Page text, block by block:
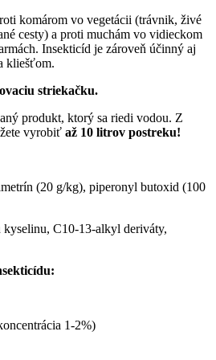
komárom vo vegetácii (trávnik, živé
cesty) a proti muchám vo vidieckom
Insekticíd je zároveň účinný aj
kliešťom.
striekačku.
produkt, ktorý sa riedi vodou. Z
vyrobiť až 10 litrov postreku!
(20 g/kg), piperonyl butoxid (100
kyselinu, C10-13-alkyl deriváty,
1-2%)